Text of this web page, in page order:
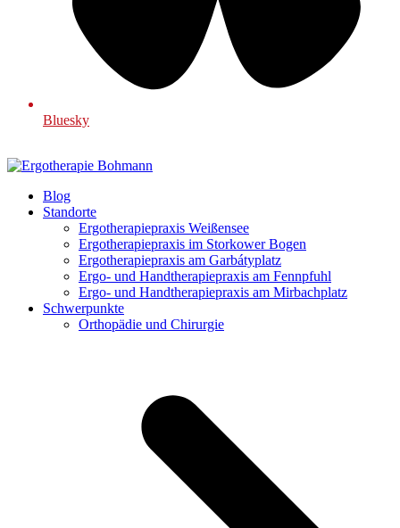
Bluesky
Blog
Standorte
Ergotherapiepraxis Weißensee
Ergotherapiepraxis im Storkower Bogen
Ergotherapiepraxis am Garbátyplatz
Ergo- und Handtherapiepraxis am Fennpfuhl
Ergo- und Handtherapiepraxis am Mirbachplatz
Schwerpunkte
Orthopädie und Chirurgie